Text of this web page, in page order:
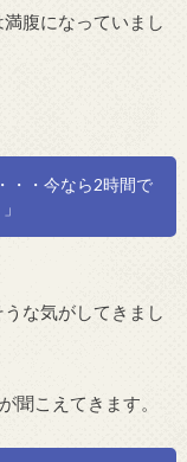
腹になっていまし
・・今なら2時間で
な気がしてきまし
聞こえてきます。